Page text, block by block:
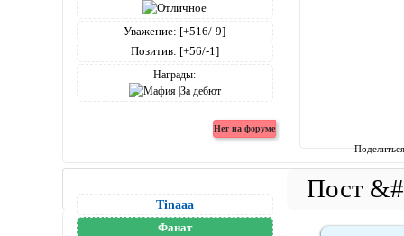
Уважение: [+516/-9]
Позитив: [+56/-1]
Награды:
Tinaaa
Фанат